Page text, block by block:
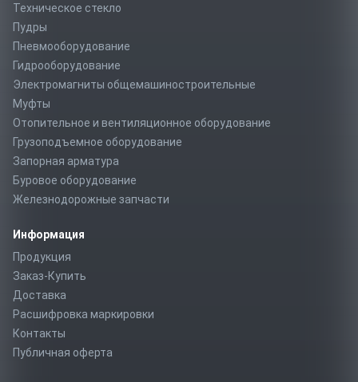
Техническое стекло
Пудры
Пневмооборудование
Гидрооборудование
Электромагниты общемашиностроительные
Муфты
Отопительное и вентиляционное оборудование
Грузоподъемное оборудование
Запорная арматура
Буровое оборудование
Железнодорожные запчасти
Информация
Продукция
Заказ-Купить
Доставка
Расшифровка маркировки
Контакты
Публичная оферта